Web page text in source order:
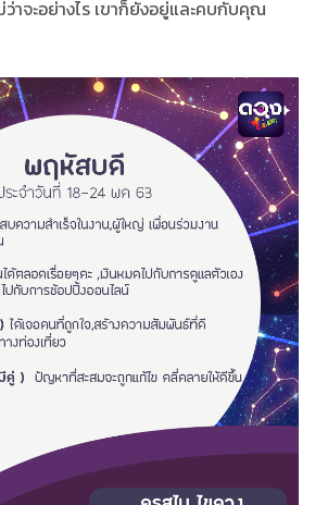
าจะอย่างไร เขาก็ยังอยู่และคบกับคุณ